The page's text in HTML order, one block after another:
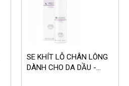
SE KHÍT LỖ CHÂN LÔNG
DÀNH CHO DA DẦU -...